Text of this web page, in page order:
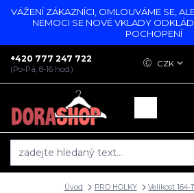
VÁŽENÍ ZÁKAZNÍCI, OMLOUVÁME SE,
NEMOCI SE NOVÉ VKLADY
POCHOPENÍ
CZK
+420 777 247 722
(Po-Pá, 8-16 hod.)
Úvod PRO HOLKY Velikost 164-